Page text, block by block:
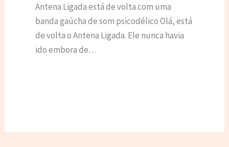
Antena Ligada está de volta com uma
banda gaúcha de som psicodélico Olá, está
de volta o Antena Ligada. Ele nunca havia
ido embora de…